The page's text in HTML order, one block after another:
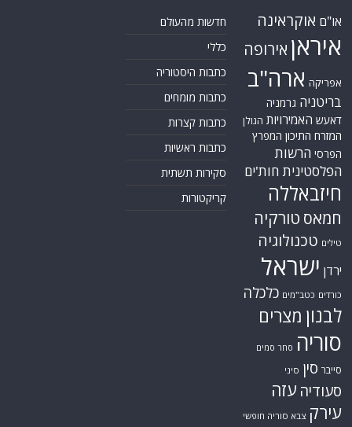
או"ם אוקראינה
איראן אירופה
אפריקה ארה"ב
בריטניה גרמניה
דאעש האמירויות הגולן
המזרח התיכון המפרץ
הפרסי הרשות
הפלסטינית חות'ים
חיזבאללה
חמאס טורקיה
טילים טכנולוגיה
ירדן ישראל
כורדים כטב"מים כלכלה
לבנון מצרים
סוריה סחר סמים
סייבר סין סיני
סעודיה עזה
עירק צבא סוריה חופשי
חדשות מהעולם
כללי
כתבות היסטוריה
כתבות מומחים
כתבות קצרות
כתבות ראשיות
סקירות תשתית
קריקטורות